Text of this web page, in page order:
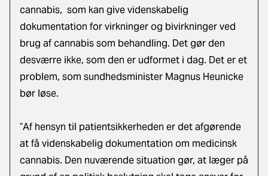
cannabis, som kan give videnskabelig
dokumentation for virkninger og bivirkninger ved
brug af cannabis som behandling. Det gør den
desværre ikke, som den er udformet i dag. Det er et
problem, som sundhedsminister Magnus Heunicke
bør løse.
”Af hensyn til patientsikkerheden er det afgørende
at få videnskabelig dokumentation om medicinsk
cannabis. Den nuværende situation gør, at læger på